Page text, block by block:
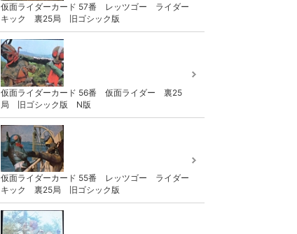
仮面ライダーカード 57番 レッツゴー ライダー
キック 裏25局 旧ゴシック版
仮面ライダーカード 56番 仮面ライダー 裏25
局 旧ゴシック版 N版
仮面ライダーカード 55番 レッツゴー ライダー
キック 裏25局 旧ゴシック版